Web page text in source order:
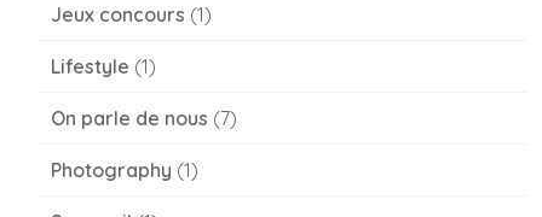
Jeux concours (1)
Lifestyle (1)
On parle de nous (7)
Photography (1)